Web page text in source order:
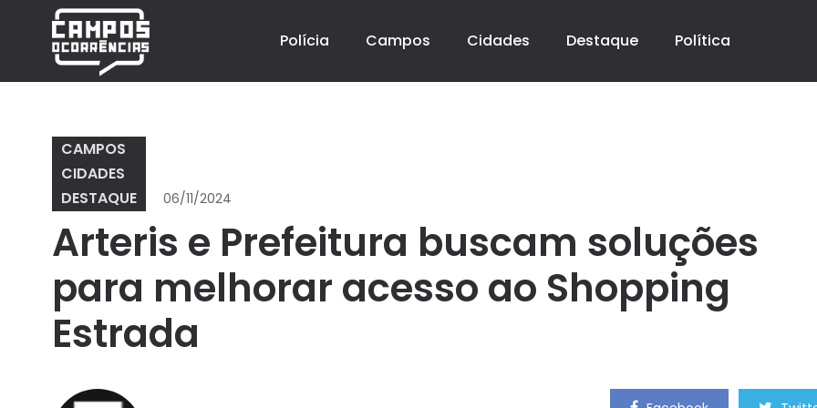
Polícia Campos Cidades Destaque Política
CAMPOS
CIDADES
DESTAQUE
06/11/2024
Arteris e Prefeitura buscam soluções
para melhorar acesso ao Shopping
Estrada